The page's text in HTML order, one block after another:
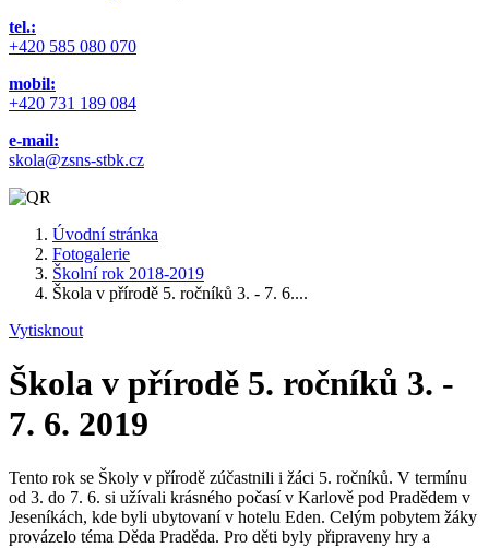
tel.:
+420 585 080 070
mobil:
+420 731 189 084
e-mail:
skola@zsns-stbk.cz
Úvodní stránka
Fotogalerie
Školní rok 2018-2019
Škola v přírodě 5. ročníků 3. - 7. 6....
Vytisknout
Škola v přírodě 5. ročníků 3. -
7. 6. 2019
Tento rok se Školy v přírodě zúčastnili i žáci 5. ročníků. V termínu
od 3. do 7. 6. si užívali krásného počasí v Karlově pod Pradědem v
Jeseníkách, kde byli ubytovaní v hotelu Eden. Celým pobytem žáky
provázelo téma Děda Praděda. Pro děti byly připraveny hry a